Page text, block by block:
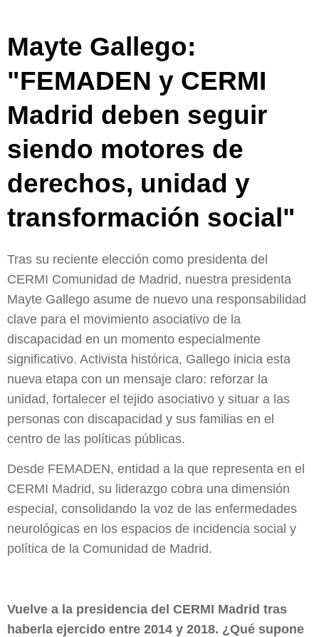
Mayte Gallego:
"FEMADEN y CERMI
Madrid deben seguir
siendo motores de
derechos, unidad y
transformación social"
Tras su reciente elección como presidenta del
CERMI Comunidad de Madrid, nuestra presidenta
Mayte Gallego asume de nuevo una responsabilidad
clave para el movimiento asociativo de la
discapacidad en un momento especialmente
significativo. Activista histórica, Gallego inicia esta
nueva etapa con un mensaje claro: reforzar la
unidad, fortalecer el tejido asociativo y situar a las
personas con discapacidad y sus familias en el
centro de las políticas públicas.
Desde FEMADEN, entidad a la que representa en el
CERMI Madrid, su liderazgo cobra una dimensión
especial, consolidando la voz de las enfermedades
neurológicas en los espacios de incidencia social y
política de la Comunidad de Madrid.
Vuelve a la presidencia del CERMI Madrid tras
haberla ejercido entre 2014 y 2018. ¿Qué supone